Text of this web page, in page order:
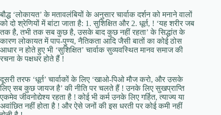
बौद्ध ‘लोकायत’ के मतावलंबियों के अनुसार चार्वाक दर्शन को मनाने वालों
को दो श्रेणियों में बांटा जाता है: 1. सुशिक्षित और 2. धूर्त, ! ‘यह शरीर जब
तक है, तभी तक सब कुछ है, उसके बाद कुछ नहीं रहता’ के सिद्धांत के
कारण लोकायत में पाप-पुण्य, नैतिकता आदि जैसी बातों का कोई ठोस
आधार न होते हुए भी ‘सुशिक्षित’ चार्वाक सुव्यवस्थित मानव समाज की
रचना के पक्षधर होते हैं !
दूसरी तरफ ‘धूर्त’ चार्वाकों के लिए ‘खाओ-पिओ मौज करो, और उसके
लिए सब कुछ जायज है’ की नीति पर चलते हैं ! उनके लिए सुखप्राप्ति
एकमेव जीवनोद्येश्य रहता है ! कोई भी कर्म उनके लिए गर्हित, त्याज्य या
अवांछित नहीं होता है ! और ऐसे जनों की इस धरती पर कोई कमी नहीं